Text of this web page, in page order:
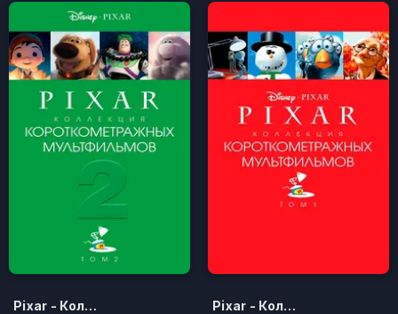
Pixar - Коллекция короткометражных мультфильмов 2 Pixar - Коллекция короткометражных мультфильмов 1